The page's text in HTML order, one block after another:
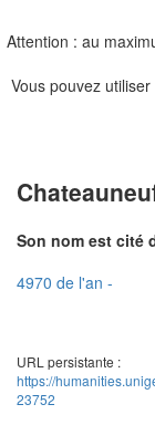
Attention : au
Vous pouvez
Son nom est cité
4970 de l'an -
URL persistante :
https://
23752